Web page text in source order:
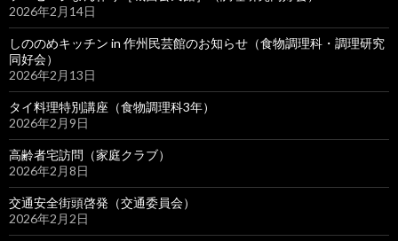
2026年2月14日
しののめキッチン in 作州民芸館のお知らせ（食物調理科・調理研究
同好会）
2026年2月13日
タイ料理特別講座（食物調理科3年）
2026年2月9日
高齢者宅訪問（家庭クラブ）
2026年2月8日
交通安全街頭啓発（交通委員会）
2026年2月2日